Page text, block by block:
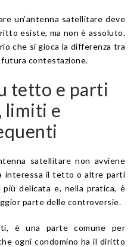
un’antenna satellitare deve
esiste, ma non è assoluto.
che si gioca la differenza tra
contestazione.
tetto e parti
limiti e
satellitare non avviene
interessa il tetto o altre parti
delicata e, nella pratica, è
parte delle controversie.
è una parte comune per
ogni condomino ha il diritto